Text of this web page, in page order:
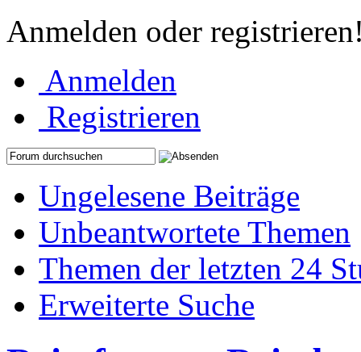
Anmelden oder
Anmelden
Registrieren
Ungelesene Beiträge
Unbeantwortete Themen
Themen der letzten 24
Erweiterte Suche